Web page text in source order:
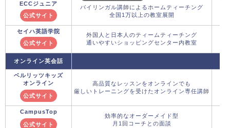
ECCジュニア
公式サイト
バイリンガル講師によるホームティーチング
全国1万以上の教室展開
セイハ英語学院
公式サイト
外国人と日本人のティームティーチング
通いやすいショッピングセンター内教室
オンライン英会話
ベルリッツキッズ
オンライン
公式サイト
高品質なレッスンをオンラインでも
厳しいトレーニングを受けたオンライン専任講師
CampusTop
公式サイト
効率的なオーダーメイド型
月1回コーチとの面談